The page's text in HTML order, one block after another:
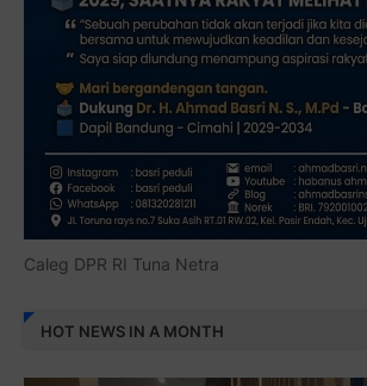
Caleg DPR RI Tuna Netra
HOT NEWS IN A MONTH